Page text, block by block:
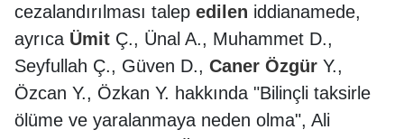
cezalandırılması talep edilen iddianamede,
ayrıca Ümit Ç., Ünal A., Muhammet D.,
Seyfullah Ç., Güven D., Caner Özgür Y.,
Özcan Y., Özkan Y. hakkında "Bilinçli taksirle
ölüme ve yaralanmaya neden olma", Ali